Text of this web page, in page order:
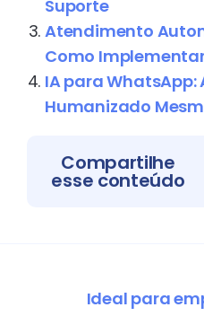
Suporte
Atendimento
Como
IA para
Humanizado
Compartilhe
esse conteúdo
Ideal para